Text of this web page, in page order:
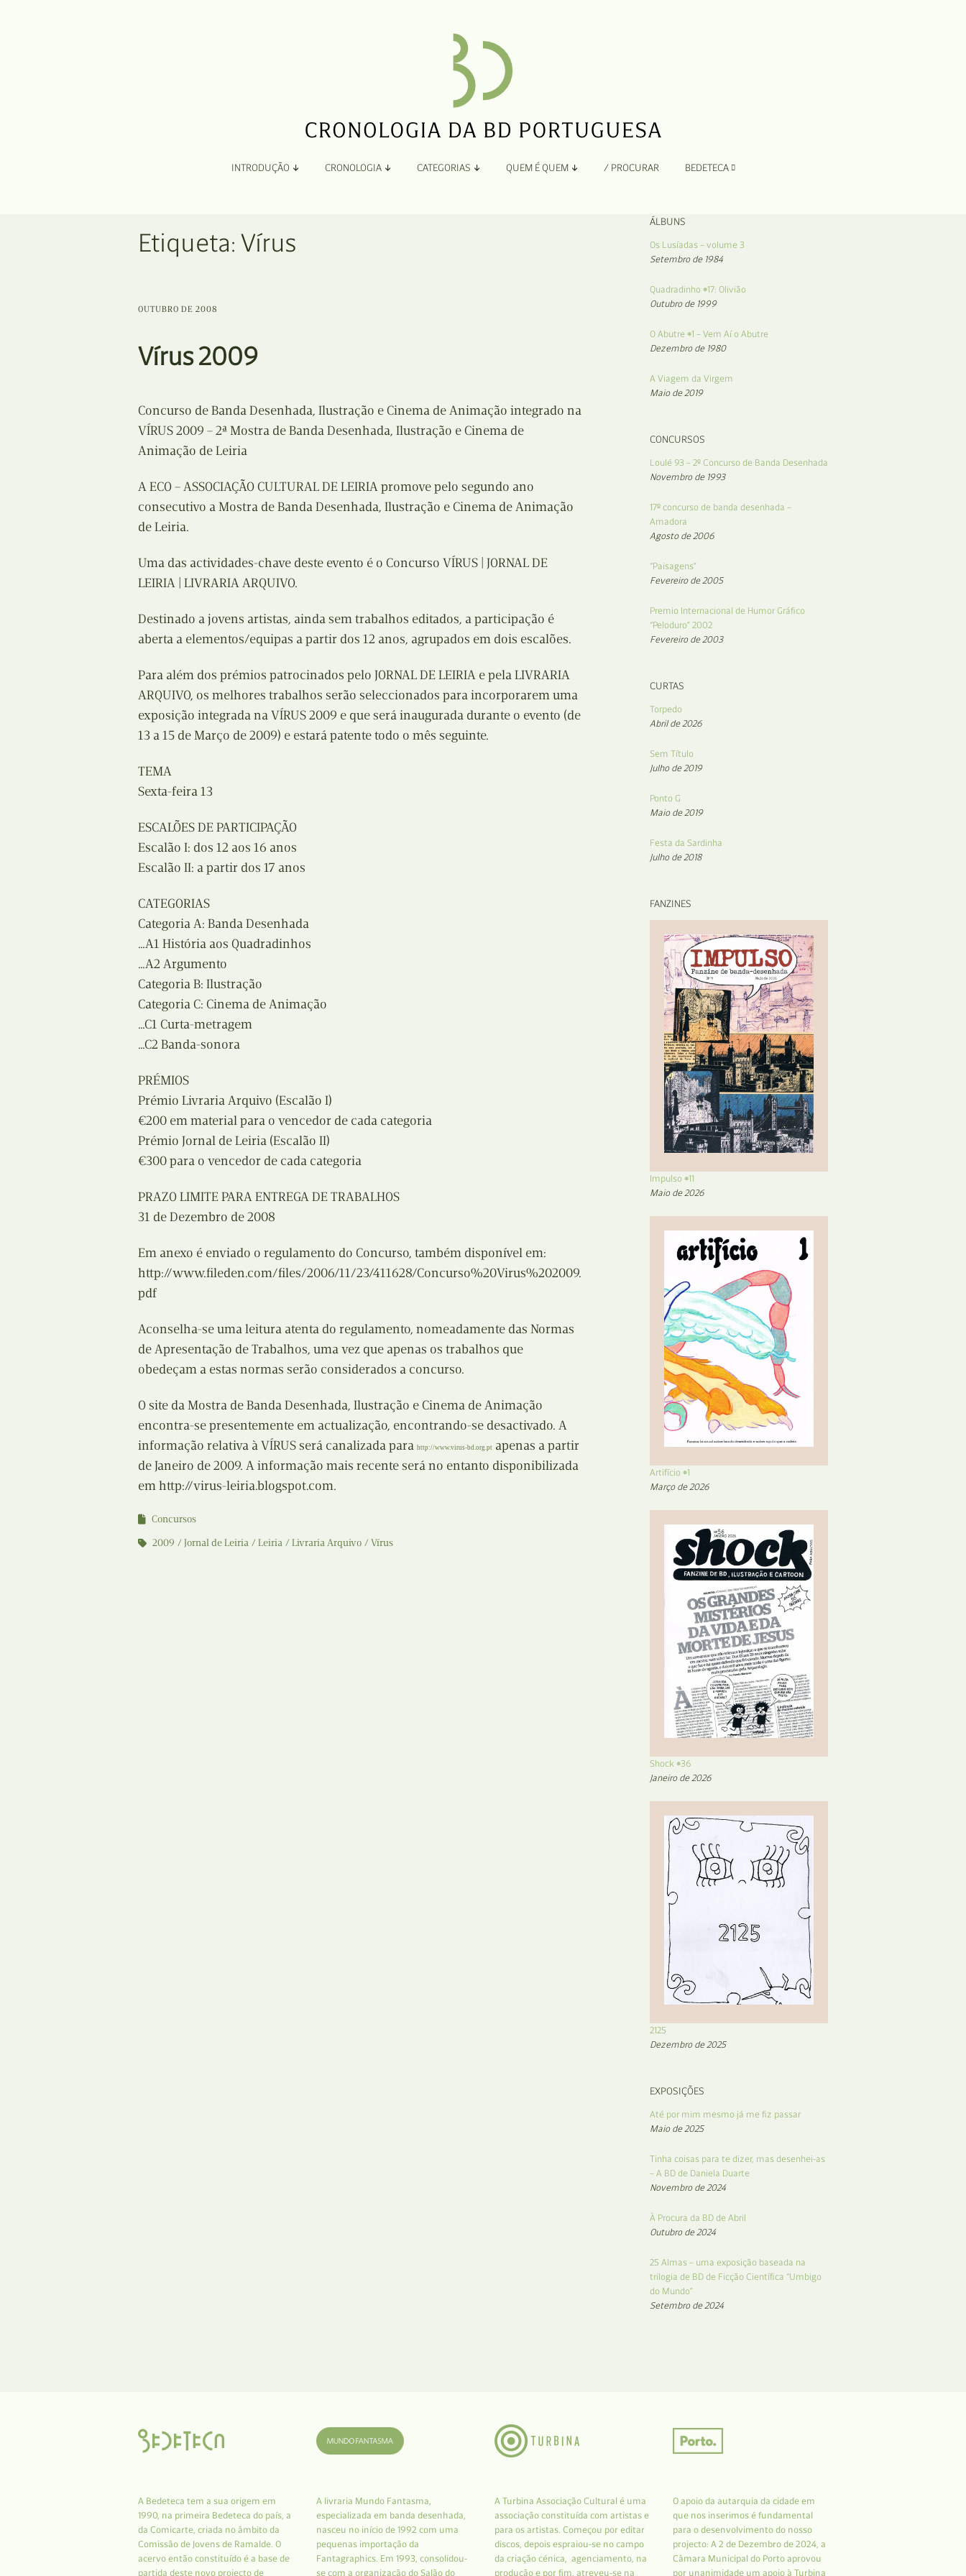
INTRODUÇÃO
Organização
CRONOLOGIA CATEGORIAS
Concursos
Edição Digital
Edição Portuguesa
Festivais e Salões
Internacional
Estudos
Web BD
QUEM É QUEM / PROCURAR BEDETECA
Etiqueta: Vírus
OUTUBRO DE 2008
Vírus 2009
Concurso de Banda Desenhada, Ilustração e Cinema de Animação integrado na
VÍRUS 2009 – 2ª Mostra de Banda Desenhada, Ilustração e Cinema de
Animação de Leiria
A ECO – ASSOCIAÇÃO CULTURAL DE LEIRIA promove pelo segundo ano
consecutivo a Mostra de Banda Desenhada, Ilustração e Cinema de Animação
de Leiria.
Uma das actividades-chave deste evento é o Concurso VÍRUS | JORNAL DE
LEIRIA | LIVRARIA ARQUIVO.
Destinado a jovens artistas, ainda sem trabalhos editados, a participação é
aberta a elementos/equipas a partir dos 12 anos, agrupados em dois escalões.
Para além dos prémios patrocinados pelo JORNAL DE LEIRIA e pela LIVRARIA
ARQUIVO, os melhores trabalhos serão seleccionados para incorporarem uma
exposição integrada na VÍRUS 2009 e que será inaugurada durante o evento (de
13 a 15 de Março de 2009) e estará patente todo o mês seguinte.
TEMA
Sexta-feira 13
ESCALÕES DE PARTICIPAÇÃO
Escalão I: dos 12 aos 16 anos
Escalão II: a partir dos 17 anos
CATEGORIAS
Categoria A: Banda Desenhada
…A1 História aos Quadradinhos
…A2 Argumento
Categoria B: Ilustração
Categoria C: Cinema de Animação
…C1 Curta-metragem
…C2 Banda-sonora
PRÉMIOS
Prémio Livraria Arquivo (Escalão I)
€200 em material para o vencedor de cada categoria
Prémio Jornal de Leiria (Escalão II)
€300 para o vencedor de cada categoria
PRAZO LIMITE PARA ENTREGA DE TRABALHOS
31 de Dezembro de 2008
Em anexo é enviado o regulamento do Concurso, também disponível em:
http://www.fileden.com/files/2006/11/23/411628/Concurso%20Virus%202009.
pdf
Aconselha-se uma leitura atenta do regulamento, nomeadamente das Normas
de Apresentação de Trabalhos, uma vez que apenas os trabalhos que
obedeçam a estas normas serão considerados a concurso.
O site da Mostra de Banda Desenhada, Ilustração e Cinema de Animação
encontra-se presentemente em actualização, encontrando-se desactivado. A
informação relativa à VÍRUS será canalizada para http://www.virus-bd.org.pt apenas a partir
de Janeiro de 2009. A informação mais recente será no entanto disponibilizada
em http://virus-leiria.blogspot.com.
Concursos
2009
Jornal de Leiria Leiria Livraria Arquivo Vírus
ÁLBUNS
Os Lusíadas – volume 3
Setembro de 1984
Quadradinho #17: Olivião
Outubro de 1999
O Abutre #1 – Vem Aí o Abutre
Dezembro de 1980
A Viagem da Virgem
Maio de 2019
CONCURSOS
Loulé 93 – 2º Concurso de Banda Desenhada
Novembro de 1993
17º concurso de banda desenhada –
Amadora
Agosto de 2006
“Paisagens”
Fevereiro de 2005
Premio Internacional de Humor Gráfico
“Peloduro” 2002
Fevereiro de 2003
CURTAS
Torpedo
Abril de 2026
Sem Título
Julho de 2019
Ponto G
Maio de 2019
Festa da Sardinha
Julho de 2018
FANZINES
Impulso #11
Maio de 2026
Artifício #1
Março de 2026
Shock #36
Janeiro de 2026
2125
Dezembro de 2025
EXPOSIÇÕES
Até por mim mesmo já me fiz passar
Maio de 2025
Tinha coisas para te dizer, mas desenhei-as
– A BD de Daniela Duarte
Novembro de 2024
À Procura da BD de Abril
Outubro de 2024
25 Almas – uma exposição baseada na
trilogia de BD de Ficção Científica “Umbigo
do Mundo”
Setembro de 2024
A Bedeteca tem a sua origem em
1990, na primeira Bedeteca do país, a
da Comicarte, criada no âmbito da
Comissão de Jovens de Ramalde. O
acervo então constituído é a base de
partida deste novo projecto de
A livraria Mundo Fantasma,
especializada em banda desenhada,
nasceu no início de 1992 com uma
pequenas importação da
Fantagraphics. Em 1993, consolidou-
se com a organização do Salão do
A Turbina Associação Cultural é uma
associação constituída com artistas e
para os artistas. Começou por editar
discos, depois espraiou-se no campo
da criação cénica, agenciamento, na
produção e por fim, atreveu-se na
O apoio da autarquia da cidade em
que nos inserimos é fundamental
para o desenvolvimento do nosso
projecto: A 2 de Dezembro de 2024, a
Câmara Municipal do Porto aprovou
por unanimidade um apoio à Turbina